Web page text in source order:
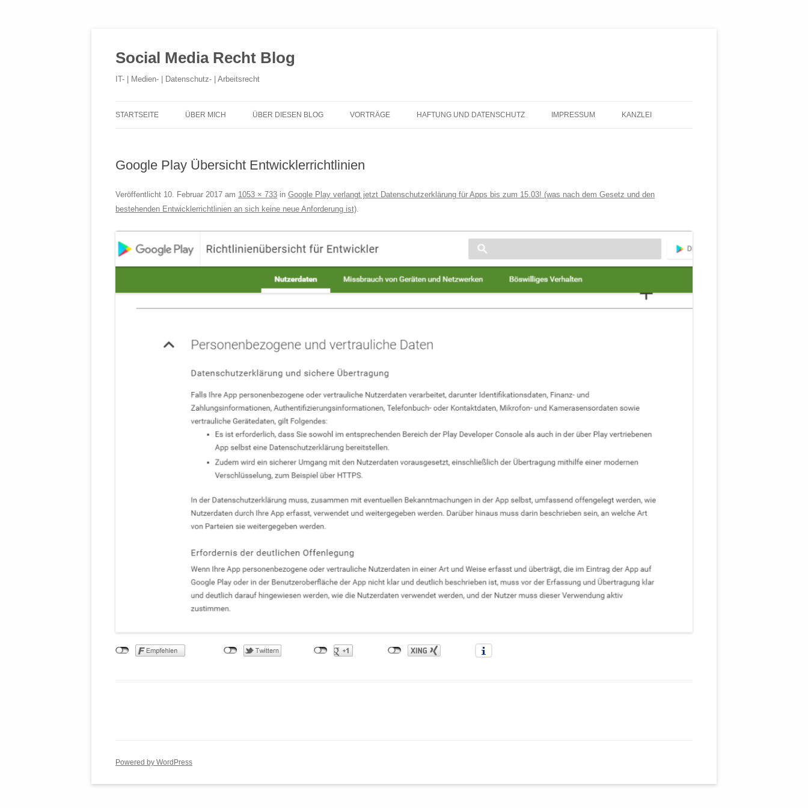
Social Media Recht Blog
IT- | Medien- | Datenschutz- | Arbeitsrecht
Inhalt
STARTSEITE ÜBER MICH ÜBER DIESEN BLOG VORTRÄGE HAFTUNG UND DATENSCHUTZ IMPRESSUM KANZLEI
Google Play Übersicht Entwicklerrichtlinien
Veröffentlicht 10. Februar 2017 am 1053 × 733 in Google Play verlangt jetzt Datenschutzerklärung für Apps bis zum 15.03! (was nach dem Gesetz und den
bestehenden Entwicklerrichtlinien an sich keine neue Anforderung ist).
Powered by WordPress